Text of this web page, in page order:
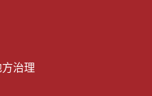
治理